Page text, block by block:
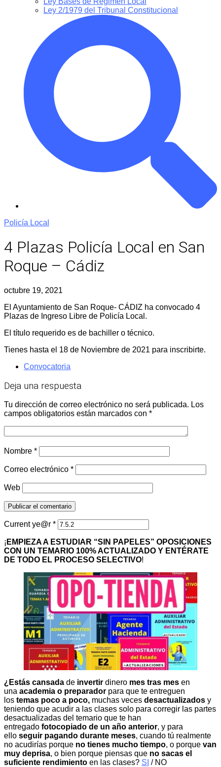
Ley 2/1979 del Tribunal Constitucional
Policía Local
4 Plazas Policía Local en San
Roque – Cádiz
octubre 19, 2021
El Ayuntamiento de San Roque- CÁDIZ ha convocado 4
Plazas de Ingreso Libre de Policía Local.
El título requerido es de bachiller o técnico.
Tienes hasta el 18 de Noviembre de 2021 para inscribirte.
Convocatoria
Deja una respuesta
Tu dirección de correo electrónico no será publicada. Los
campos obligatorios están marcados con *
Nombre *
Correo electrónico *
Web
Current ye@r *
¡ EMPIEZA A ESTUDIAR “SIN PAPELES” OPOSICIONES
CON UN TEMARIO 100% ACTUALIZADO Y ENTÉRATE
DE TODO EL PROCESO SELECTIVO!
¿Estás cansada de invertir dinero mes tras mes en
una academia o preparador para que te entreguen
los temas poco a poco, muchas veces desactualizados y
teniendo que acudir a las clases solo para corregir las partes
desactualizadas del temario que te han
entregado fotocopiado de un año anterior, y para
ello seguir pagando durante meses, cuando tú realmente
no acudirías porque no tienes mucho tiempo, o porque van
muy deprisa, o bien porque piensas que no sacas el
suficiente rendimiento en las clases? SI / NO